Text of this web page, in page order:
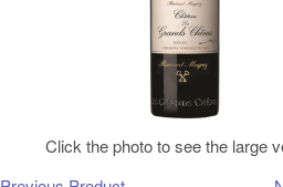
Click the photo to see the large